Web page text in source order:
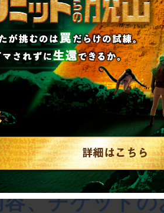
わせください
お問い合わせ
一般のお客様
、チケット